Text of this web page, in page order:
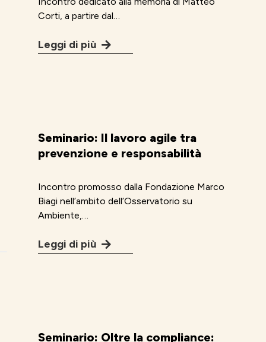
Corti, a partire dal…
Leggi di più
Seminario: Il lavoro agile tra
prevenzione e responsabilità
Incontro promosso dalla Fondazione Marco
Biagi nell’ambito dell’Osservatorio su
Ambiente,…
Leggi di più
Seminario: Oltre la compliance: